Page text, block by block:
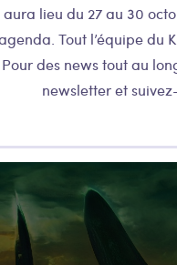
aura lieu du 27 au 30
Tout l’équipe du
Pour des news tout au
newsletter et